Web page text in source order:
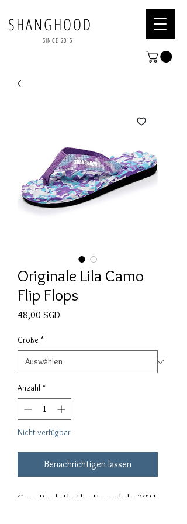
SHANGHOOD
SINCE 2015
Originale Lila Camo
Flip Flops
48,00 SGD
Größe *
Anzahl *
Nicht verfügbar
Benachrichtigen lassen
Camo Purple Flip Flop Hausschuhe 2021